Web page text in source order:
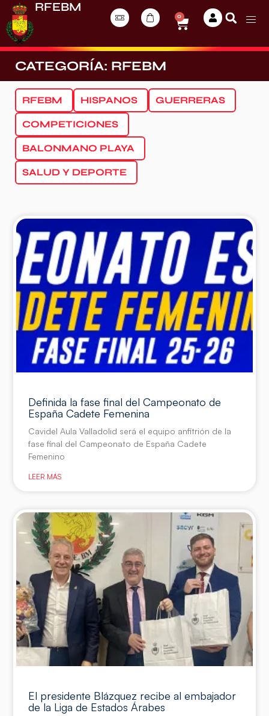
RFEBM
0
CATEGORÍA: RFEBM
RFEBM HISPANOS GUERRERAS
COMPETICIONES
BALONMANO PLAYA
SALUD Y DEPORTE
Definida la fase final del Campeonato de
España Cadete Femenina
Cavidel Aula Valladolid será el equipo anfitrión de la
fase final del Campeonato de España Cadete
Femenino
LEER MÁS
El presidente Blázquez recibe al embajador
de la Liga de Estados Árabes